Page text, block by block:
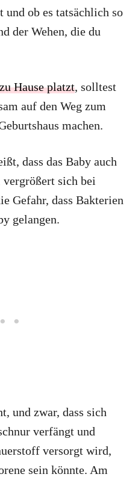
und ob es tatsächlich so
der Wehen, die du
Hause platzt, solltest
auf den Weg zum
machen.
dass das Baby auch
sich bei
Gefahr, dass Bakterien
gelangen.
und zwar, dass sich
verfängt und
versorgt wird,
sein könnte. Am